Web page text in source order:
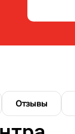
Отзывы